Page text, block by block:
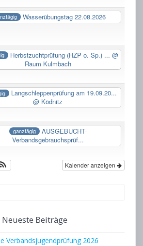
Wasserübungstag 22.08.2026
Herbstzuchtprüfung (HZP o. Sp.) ... @
Raum Kulmbach
Langschleppenprüfung am 19.09.20...
@ Ködnitz
ganztägig
AUSGEBUCHT-
Verbandsgebrauchsprüf...
Kalender anzeigen
Neueste Beiträge
Verbandsjugendprüfung 2026